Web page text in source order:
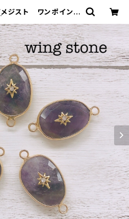
ジスト ワンポイント
グストーン